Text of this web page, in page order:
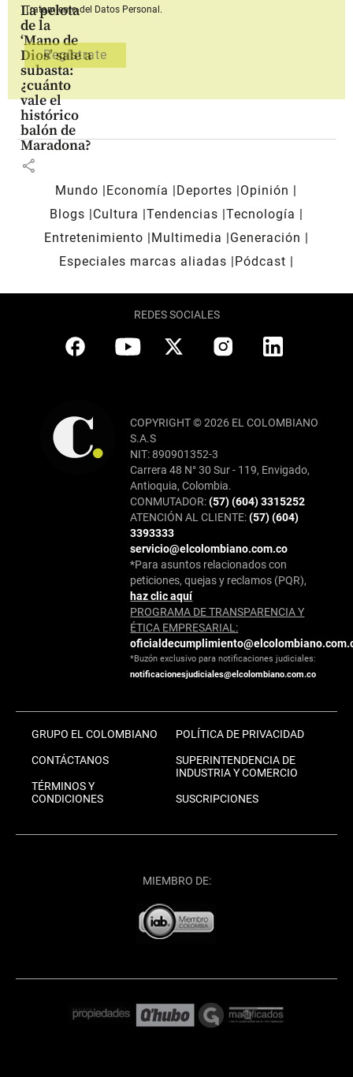
La pelota
de la
‘Mano de
Dios’ sale a
subasta:
¿cuánto
vale el
histórico
balón de
Maradona?
share
Tratamiento del Datos Personal.
Mundo Economía Deportes
Opinión
Blogs
Cultura Tendencias Tecnología
Entretenimiento
Multimedia
Generación
Especiales marcas aliadas
Pódcast
REDES SOCIALES
COPYRIGHT © 2026 EL COLOMBIANO
S.A.S
NIT: 890901352-3
Carrera 48 N° 30 Sur - 119, Envigado,
Antioquia, Colombia.
CONMUTADOR:(57) (604) 3315252
ATENCIÓN AL CLIENTE:(57) (604)
3393333
servicio@elcolombiano.com.co
*Para asuntos relacionados con
peticiones, quejas y reclamos (PQR),
haz clic aquí
PROGRAMA DE TRANSPARENCIA Y
ÉTICA EMPRESARIAL:
*Buzón exclusivo para notificaciones judiciales:
notificacionesjudiciales@elcolombiano.com.co
GRUPO EL COLOMBIANO
CONTÁCTANOS
TÉRMINOS Y
CONDICIONES
POLÍTICA DE PRIVACIDAD
SUPERINTENDENCIA DE
INDUSTRIA Y COMERCIO
SUSCRIPCIONES
MIEMBRO DE: